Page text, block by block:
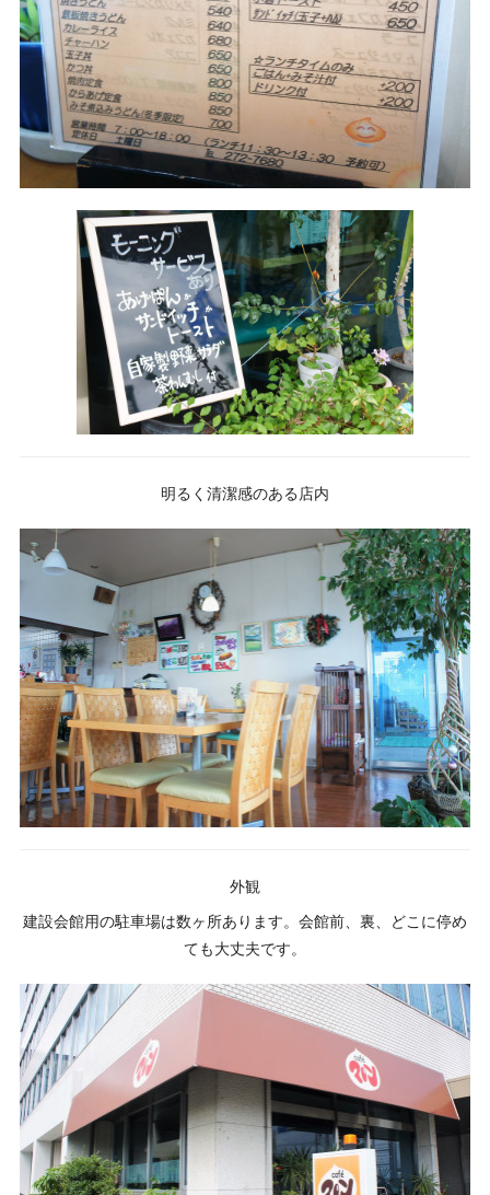
明るく清潔感のある店内
外観
建設会館用の駐車場は数ヶ所あります。会館前、裏、どこに停め
ても大丈夫です。